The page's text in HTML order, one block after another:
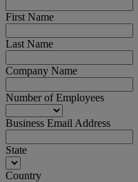
First Name
Last Name
Company Name
Number of Employees
Business Email Address
State
Country